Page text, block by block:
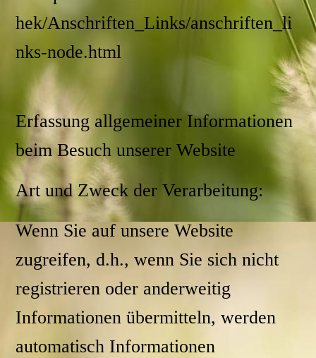
hek/Anschriften_Links/anschriften_li
nks-node.html
Erfassung allgemeiner Informationen
beim Besuch unserer Website
Art und Zweck der Verarbeitung:
Wenn Sie auf unsere Website
zugreifen, d.h., wenn Sie sich nicht
registrieren oder anderweitig
Informationen übermitteln, werden
automatisch Informationen